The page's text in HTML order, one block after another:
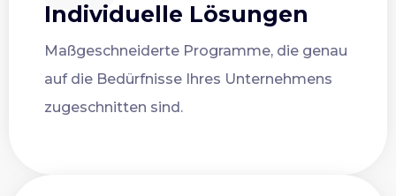
Individuelle Lösungen
Maßgeschneiderte Programme, die genau
auf die Bedürfnisse Ihres Unternehmens
zugeschnitten sind.